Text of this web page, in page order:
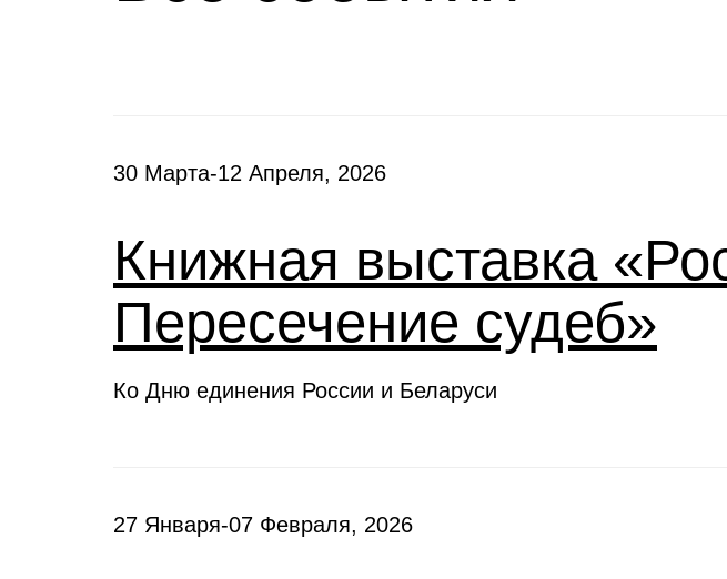
30 Марта-12 Апреля, 2026
Книжная выставка
Пересечение судеб»
Ко Дню единения России и Беларуси
27 Января-07 Февраля, 2026